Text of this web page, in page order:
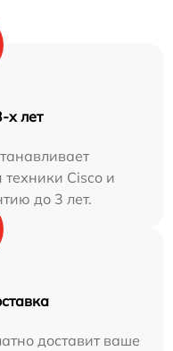
х лет
Cisco и
до 3 лет.
доставит ваше